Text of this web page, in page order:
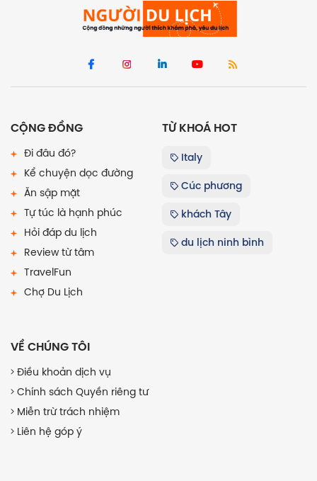
CỘNG ĐỒNG
Đi đâu đó?
Kể chuyện dọc đường
Ăn sập mặt
Tự túc là hạnh phúc
Hỏi đáp du lịch
Review từ tâm
TravelFun
Chợ Du Lịch
TỪ KHOÁ HOT
Italy
Cúc phương
khách Tây
du lịch ninh bình
VỀ CHÚNG TÔI
Điều khoản dịch vụ
Chính sách Quyền riêng tư
Miễn trừ trách nhiệm
Liên hệ góp ý